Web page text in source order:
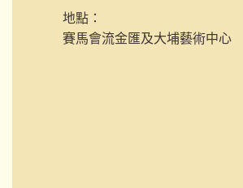
地點：
賽馬會流金匯及大埔藝術中心